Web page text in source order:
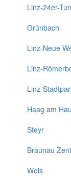
Linz-24er-
Grünbach
Linz-Neue
Linz-
Linz-
Haag am
Steyr
Braunau
Wels